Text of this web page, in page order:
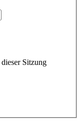
Sitzung